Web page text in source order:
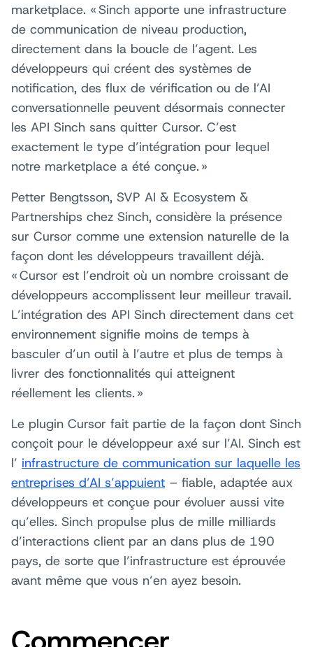
marketplace. « Sinch apporte une infrastructure
de communication de niveau production,
directement dans la boucle de l’agent. Les
développeurs qui créent des systèmes de
notification, des flux de vérification ou de l’AI
conversationnelle peuvent désormais connecter
les API Sinch sans quitter Cursor. C’est
exactement le type d’intégration pour lequel
notre marketplace a été conçue. »
Petter Bengtsson, SVP AI & Ecosystem &
Partnerships chez Sinch, considère la présence
sur Cursor comme une extension naturelle de la
façon dont les développeurs travaillent déjà.
« Cursor est l’endroit où un nombre croissant de
développeurs accomplissent leur meilleur travail.
L’intégration des API Sinch directement dans cet
environnement signifie moins de temps à
basculer d’un outil à l’autre et plus de temps à
livrer des fonctionnalités qui atteignent
réellement les clients. »
Le plugin Cursor fait partie de la façon dont Sinch
conçoit pour le développeur axé sur l’AI. Sinch est
l’ infrastructure de communication sur laquelle les
entreprises d’AI s’appuient – fiable, adaptée aux
développeurs et conçue pour évoluer aussi vite
qu’elles. Sinch propulse plus de mille milliards
d’interactions client par an dans plus de 190
pays, de sorte que l’infrastructure est éprouvée
avant même que vous n’en ayez besoin.